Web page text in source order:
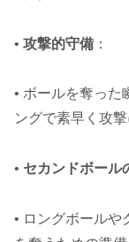
• 攻撃的守備 ：
• ボールを奪った
ングで素早く攻撃
• セカンドボール
• ロングボールや